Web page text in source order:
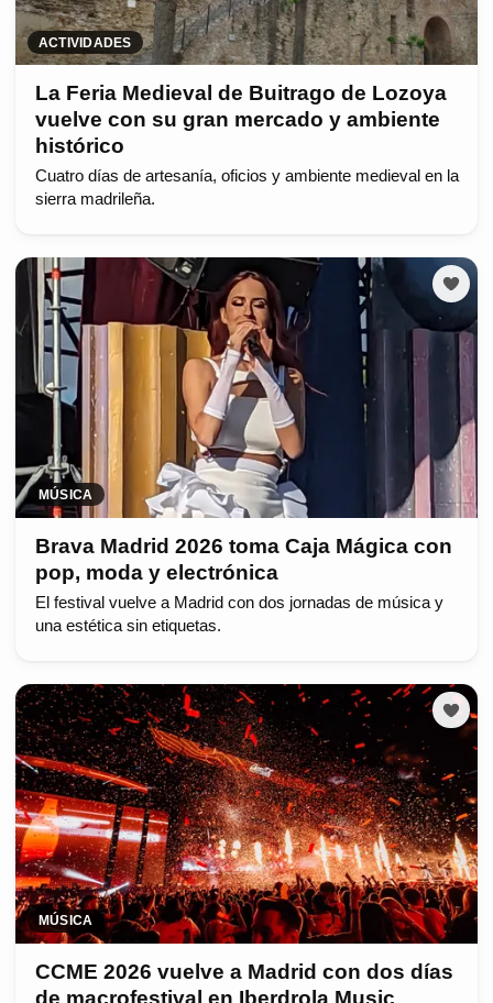
ACTIVIDADES
La Feria Medieval de Buitrago de Lozoya
vuelve con su gran mercado y ambiente
histórico
Cuatro días de artesanía, oficios y ambiente medieval en la
sierra madrileña.
MÚSICA
Brava Madrid 2026 toma Caja Mágica con
pop, moda y electrónica
El festival vuelve a Madrid con dos jornadas de música y
una estética sin etiquetas.
MÚSICA
CCME 2026 vuelve a Madrid con dos días
de macrofestival en Iberdrola Music